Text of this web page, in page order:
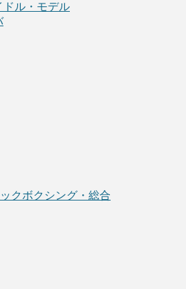
ドル・モデル
クボクシング・総合